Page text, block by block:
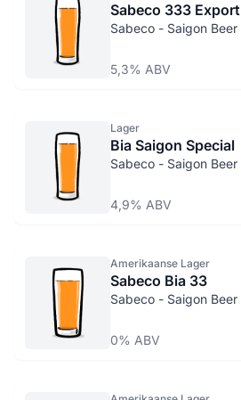
Sabeco 333 Export
5,3% ABV
Lager
Bia Saigon Special
4,9% ABV
Amerikaanse Lager
Sabeco Bia 33
0% ABV